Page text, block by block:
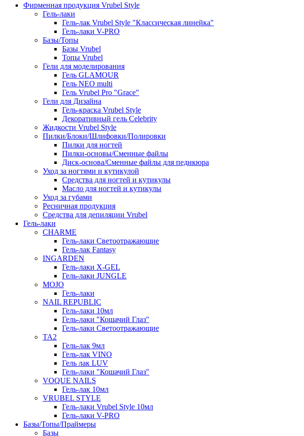
Фирменная продукция Vrubel Style
Гель-лаки
Гель-лак Vrubel Style "Классическая линейка"
Гель-лаки V-PRO
Базы/Топы
Базы Vrubel
Топы Vrubel
Гели для моделирования
Гель GLAMOUR
Гель NEO multi
Гель Vrubel Pro "Grace"
Гели для Дизайна
Гель-краска Vrubel Style
Декоративный гель Celebrity
Жидкости Vrubel Style
Пилки/Блоки/Шлифовки/Полировки
Пилки для ногтей
Пилки-основы/Сменные файлы
Диск-основа/Сменные файлы для педикюра
Уход за ногтями и кутикулой
Средства для ногтей и кутикулы
Масло для ногтей и кутикулы
Уход за губами
Ресничная продукция
Средства для депиляции Vrubel
Гель-лаки
СHARME
Гель-лаки Светоотражающие
Гель-лак Fantasy
INGARDEN
Гель-лаки Х-GEL
Гель-лаки JUNGLE
MOJO
Гель-лаки
NAIL REPUBLIC
Гель-лаки 10мл
Гель-лаки "Кошачий Глаз"
Гель-лаки Светоотражающие
TA2
Гель-лак 9мл
Гель-лак VINO
Гель лак LUV
Гель-лаки "Кошачий Глаз"
VOQUE NAILS
Гель-лак 10мл
VRUBEL STYLE
Гель-лаки Vrubel Style 10мл
Гель-лаки V-PRO
Базы/Топы/Праймеры
Базы